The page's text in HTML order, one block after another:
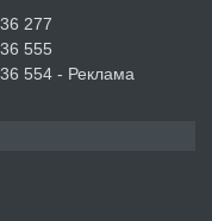
МЕБЕЛИ.
277
555
554 - Реклама